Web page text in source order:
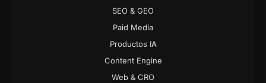
SEO & GEO
Paid Media
Productos IA
Content Engine
Web & CRO